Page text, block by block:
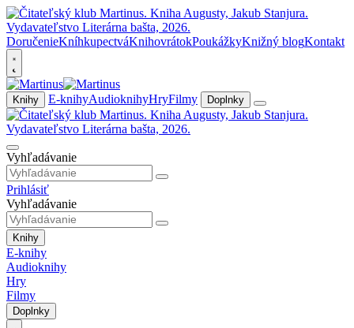
DoručenieKníhkupectváKnihovrátokPoukážkyKnižný blogKontakt
Knihy E-knihyAudioknihyHryFilmy Doplnky
Vyhľadávanie
Prihlásiť
Vyhľadávanie
Knihy
E-knihy
Audioknihy
Hry
Filmy
Doplnky